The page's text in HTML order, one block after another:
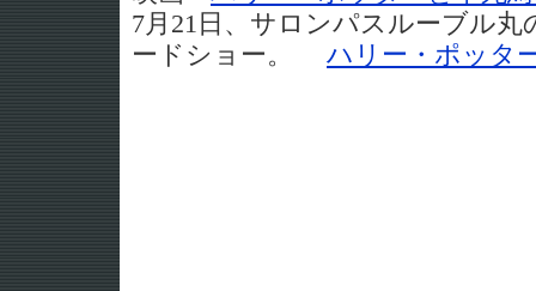
7月21日、サロンパスルーブル丸
ードショー。 ハリー・ポッタ